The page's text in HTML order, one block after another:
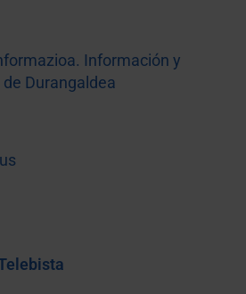
Información y
Durangaldea